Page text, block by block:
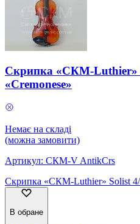
Скрипка «СКМ-Luthier»
«Cremonese»
Немає на складі
(можна замовити)
Артикул: СКМ-V AntikCrs
Скрипка «СКМ-Luthier» Solist 4/
В обране